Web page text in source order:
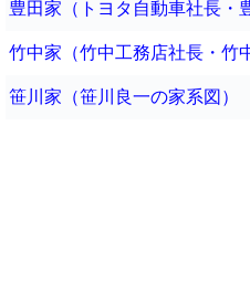
豊田家（トヨタ自動車社長・
竹中家（竹中工務店社長・竹
笹川家（笹川良一の家系図）